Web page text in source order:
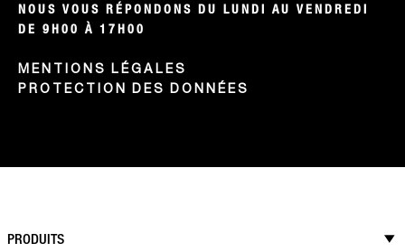
NOUS VOUS RÉPONDONS DU LUNDI AU VENDREDI
DE 9H00 À 17H00
MENTIONS LÉGALES
PROTECTION DES DONNÉES
PRODUITS